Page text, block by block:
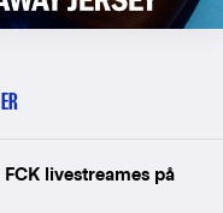
livestreames på